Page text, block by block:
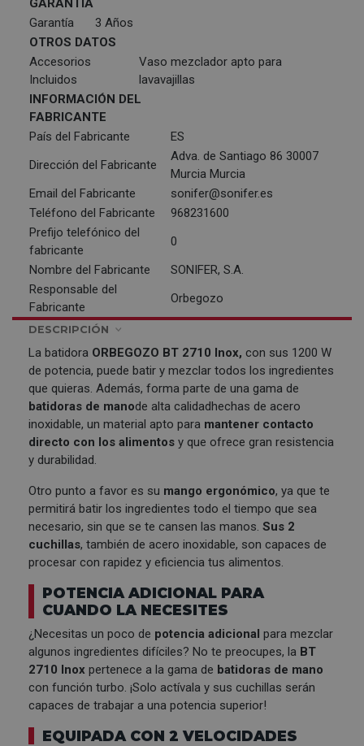
GARANTÍA
Garantía
3 Años
OTROS DATOS
Accesorios
Incluidos
Vaso mezclador apto para
lavavajillas
INFORMACIÓN DEL
FABRICANTE
País del Fabricante
ES
Dirección del Fabricante
Adva. de Santiago 86 30007
Murcia Murcia
Email del Fabricante
sonifer@sonifer.es
Teléfono del Fabricante
968231600
Prefijo telefónico del
fabricante
0
Nombre del Fabricante
SONIFER, S.A.
Responsable del
Fabricante
Orbegozo
DESCRIPCIÓN
La batidora ORBEGOZO BT 2710 Inox, con sus 1200 W
de potencia, puede batir y mezclar todos los ingredientes
que quieras. Además, forma parte de una gama de
batidoras de manode alta calidad hechas de acero
inoxidable, un material apto para mantener contacto
directo con los alimentos y que ofrece gran resistencia
y durabilidad.
Otro punto a favor es su mango ergonómico, ya que te
permitirá batir los ingredientes todo el tiempo que sea
necesario, sin que se te cansen las manos. Sus 2
cuchillas, también de acero inoxidable, son capaces de
procesar con rapidez y eficiencia tus alimentos.
POTENCIA ADICIONAL PARA
CUANDO LA NECESITES
¿Necesitas un poco de potencia adicional para mezclar
algunos ingredientes difíciles? No te preocupes, la BT
2710 Inox pertenece a la gama de batidoras de mano
con función turbo. ¡Solo actívala y sus cuchillas serán
capaces de trabajar a una potencia superior!
EQUIPADA CON 2 VELOCIDADES